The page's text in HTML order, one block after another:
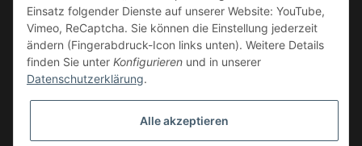
VERSAND
Widerrufsbutton
* Alle Preise inkl. gesetzlicher USt., zzgl.
Einsatz folgender Dienste auf unserer Website: YouTube,
Vimeo, ReCaptcha. Sie können die Einstellung jederzeit
ändern (Fingerabdruck-Icon links unten). Weitere Details
finden Sie unter Konfigurieren und in unserer
Datenschutzerklärung.
Alle akzeptieren